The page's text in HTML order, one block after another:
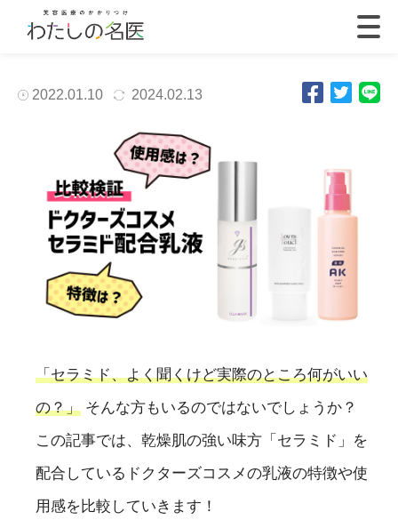
2022.01.10 2024.02.13
「セラミド、よく聞くけど実際のところ何がいい
の？」 そんな方もいるのではないでしょうか？
この記事では、乾燥肌の強い味方「セラミド」を
配合しているドクターズコスメの乳液の特徴や使
用感を比較していきます！